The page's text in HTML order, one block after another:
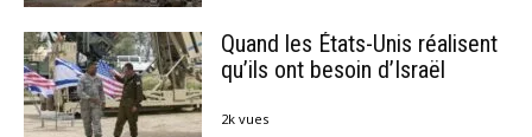
Quand les États-Unis réalisent
qu’ils ont besoin d’Israël
2k vues